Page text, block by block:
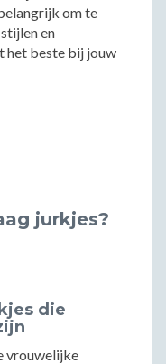
om te
en
het beste bij jouw
jurkjes?
die
vrouwelijke